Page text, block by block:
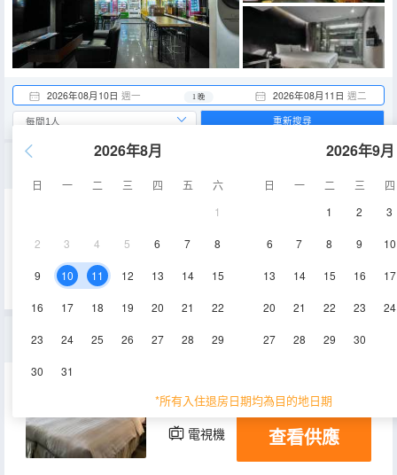
2026年08月10日 週一 2026年08月11日 週二
1 晚
2026年8月
日 一 二 三 四 五
六
1
2 3 4 5 6 7 8
9 10 11 12 13 14 15
16 17 18 19 20 21 22
23 24 25 26 27 28 29
30 31
2026年9月
日 一 二 三
四
1
2 3
6 7 8 9 10
13 14 15 16 17
20 21 22 23 24
27 28 29 30
*所有入住退房日期均為目的地日期
重新搜尋
空調
豪華三人房
21㎡ 12層 空調
電視機 冰箱
查看供應